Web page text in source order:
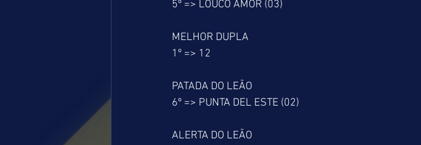
5º => LOUCO AMOR (03)
MELHOR DUPLA
1º => 12
PATADA DO LEÃO
6º => PUNTA DEL ESTE (02)
ALERTA DO LEÃO